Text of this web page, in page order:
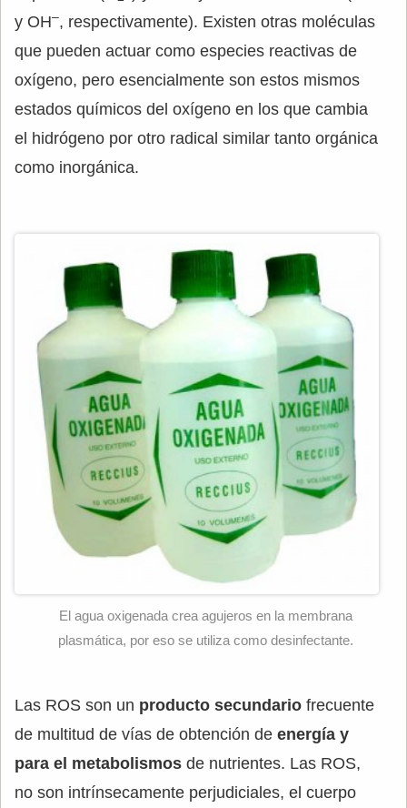
y OH–, respectivamente). Existen otras moléculas
que pueden actuar como especies reactivas de
oxígeno, pero esencialmente son estos mismos
estados químicos del oxígeno en los que cambia
el hidrógeno por otro radical similar tanto orgánica
como inorgánica.
El agua oxigenada crea agujeros en la membrana
plasmática, por eso se utiliza como desinfectante.
Las ROS son un producto secundario frecuente
de multitud de vías de obtención de energía y
para el metabolismos de nutrientes. Las ROS,
no son intrínsecamente perjudiciales, el cuerpo